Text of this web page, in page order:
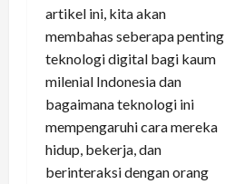
artikel ini, kita akan
membahas seberapa penting
teknologi digital bagi kaum
milenial Indonesia dan
bagaimana teknologi ini
mempengaruhi cara mereka
hidup, bekerja, dan
berinteraksi dengan orang